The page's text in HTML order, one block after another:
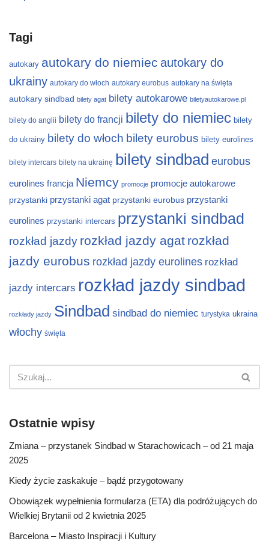
Tagi
autokary autokary do niemiec autokary do
ukrainy autokary do włoch autokary eurobus autokary na święta
autokary sindbad bilety agat bilety autokarowe biletyautokarowe.pl
bilety do anglii bilety do francji bilety do niemiec bilety
do ukrainy bilety do włoch bilety eurobus bilety eurolines
bilety intercars bilety na ukrainę bilety sindbad eurobus
eurolines francja Niemcy promocje promocje autokarowe
przystanki przystanki agat przystanki eurobus przystanki
eurolines przystanki intercars przystanki sindbad
rozkład jazdy rozkład jazdy agat rozkład
jazdy eurobus rozkład jazdy eurolines rozkład
jazdy intercars rozkład jazdy sindbad
rozkłady jazdy Sindbad sindbad do niemiec turystyka ukraina
włochy święta
Ostatnie wpisy
Zmiana – przystanek Sindbad w Starachowicach – od 21 maja
2025
Kiedy życie zaskakuje – bądź przygotowany
Obowiązek wypełnienia formularza (ETA) dla podróżujących do
Wielkiej Brytanii od 2 kwietnia 2025
Barcelona – Miasto Inspiracji i Kultury